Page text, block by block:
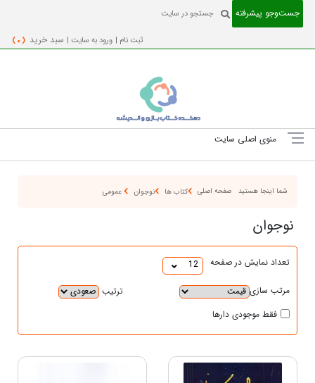
جست‌و‌جو پیشرفته
ثبت نام | ورود به سایت | سبد خرید ( 0 )
منوی اصلی سایت
شما اینجا هستید صفحه اصلی کتاب ها نوجوان عمومی
نوجوان
12 تعداد نمایش در صفحه
مرتب سازی ترتیب
فقط موجودی دارها